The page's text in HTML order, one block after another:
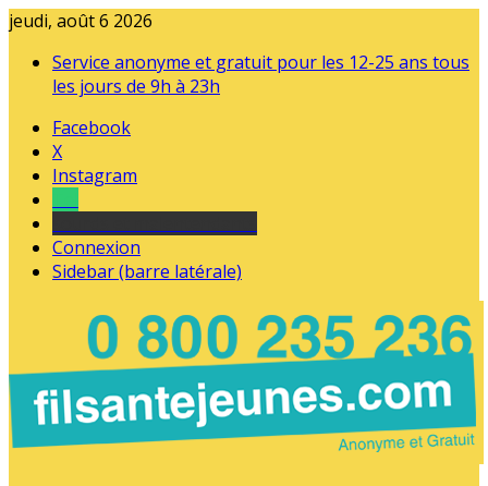
jeudi, août 6 2026
Service anonyme et gratuit pour les 12-25 ans tous
les jours de 9h à 23h
Facebook
X
Instagram
Connexion
Sidebar (barre latérale)